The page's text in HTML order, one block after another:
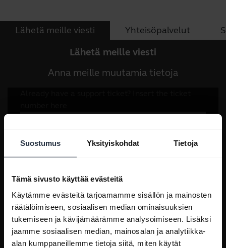
Suostumus Yksityiskohdat Tietoja
Tämä sivusto käyttää evästeitä
Käytämme evästeitä tarjoamamme sisällön ja mainosten
räätälöimiseen, sosiaalisen median ominaisuuksien
tukemiseen ja kävijämäärämme analysoimiseen. Lisäksi
jaamme sosiaalisen median, mainosalan ja analytiikka-
alan kumppaneillemme tietoja siitä, miten käytät
Lähetä meille viesti Yhteisöpalvelut
Lähetä meille viesti
Anna meille muutamia tietoja